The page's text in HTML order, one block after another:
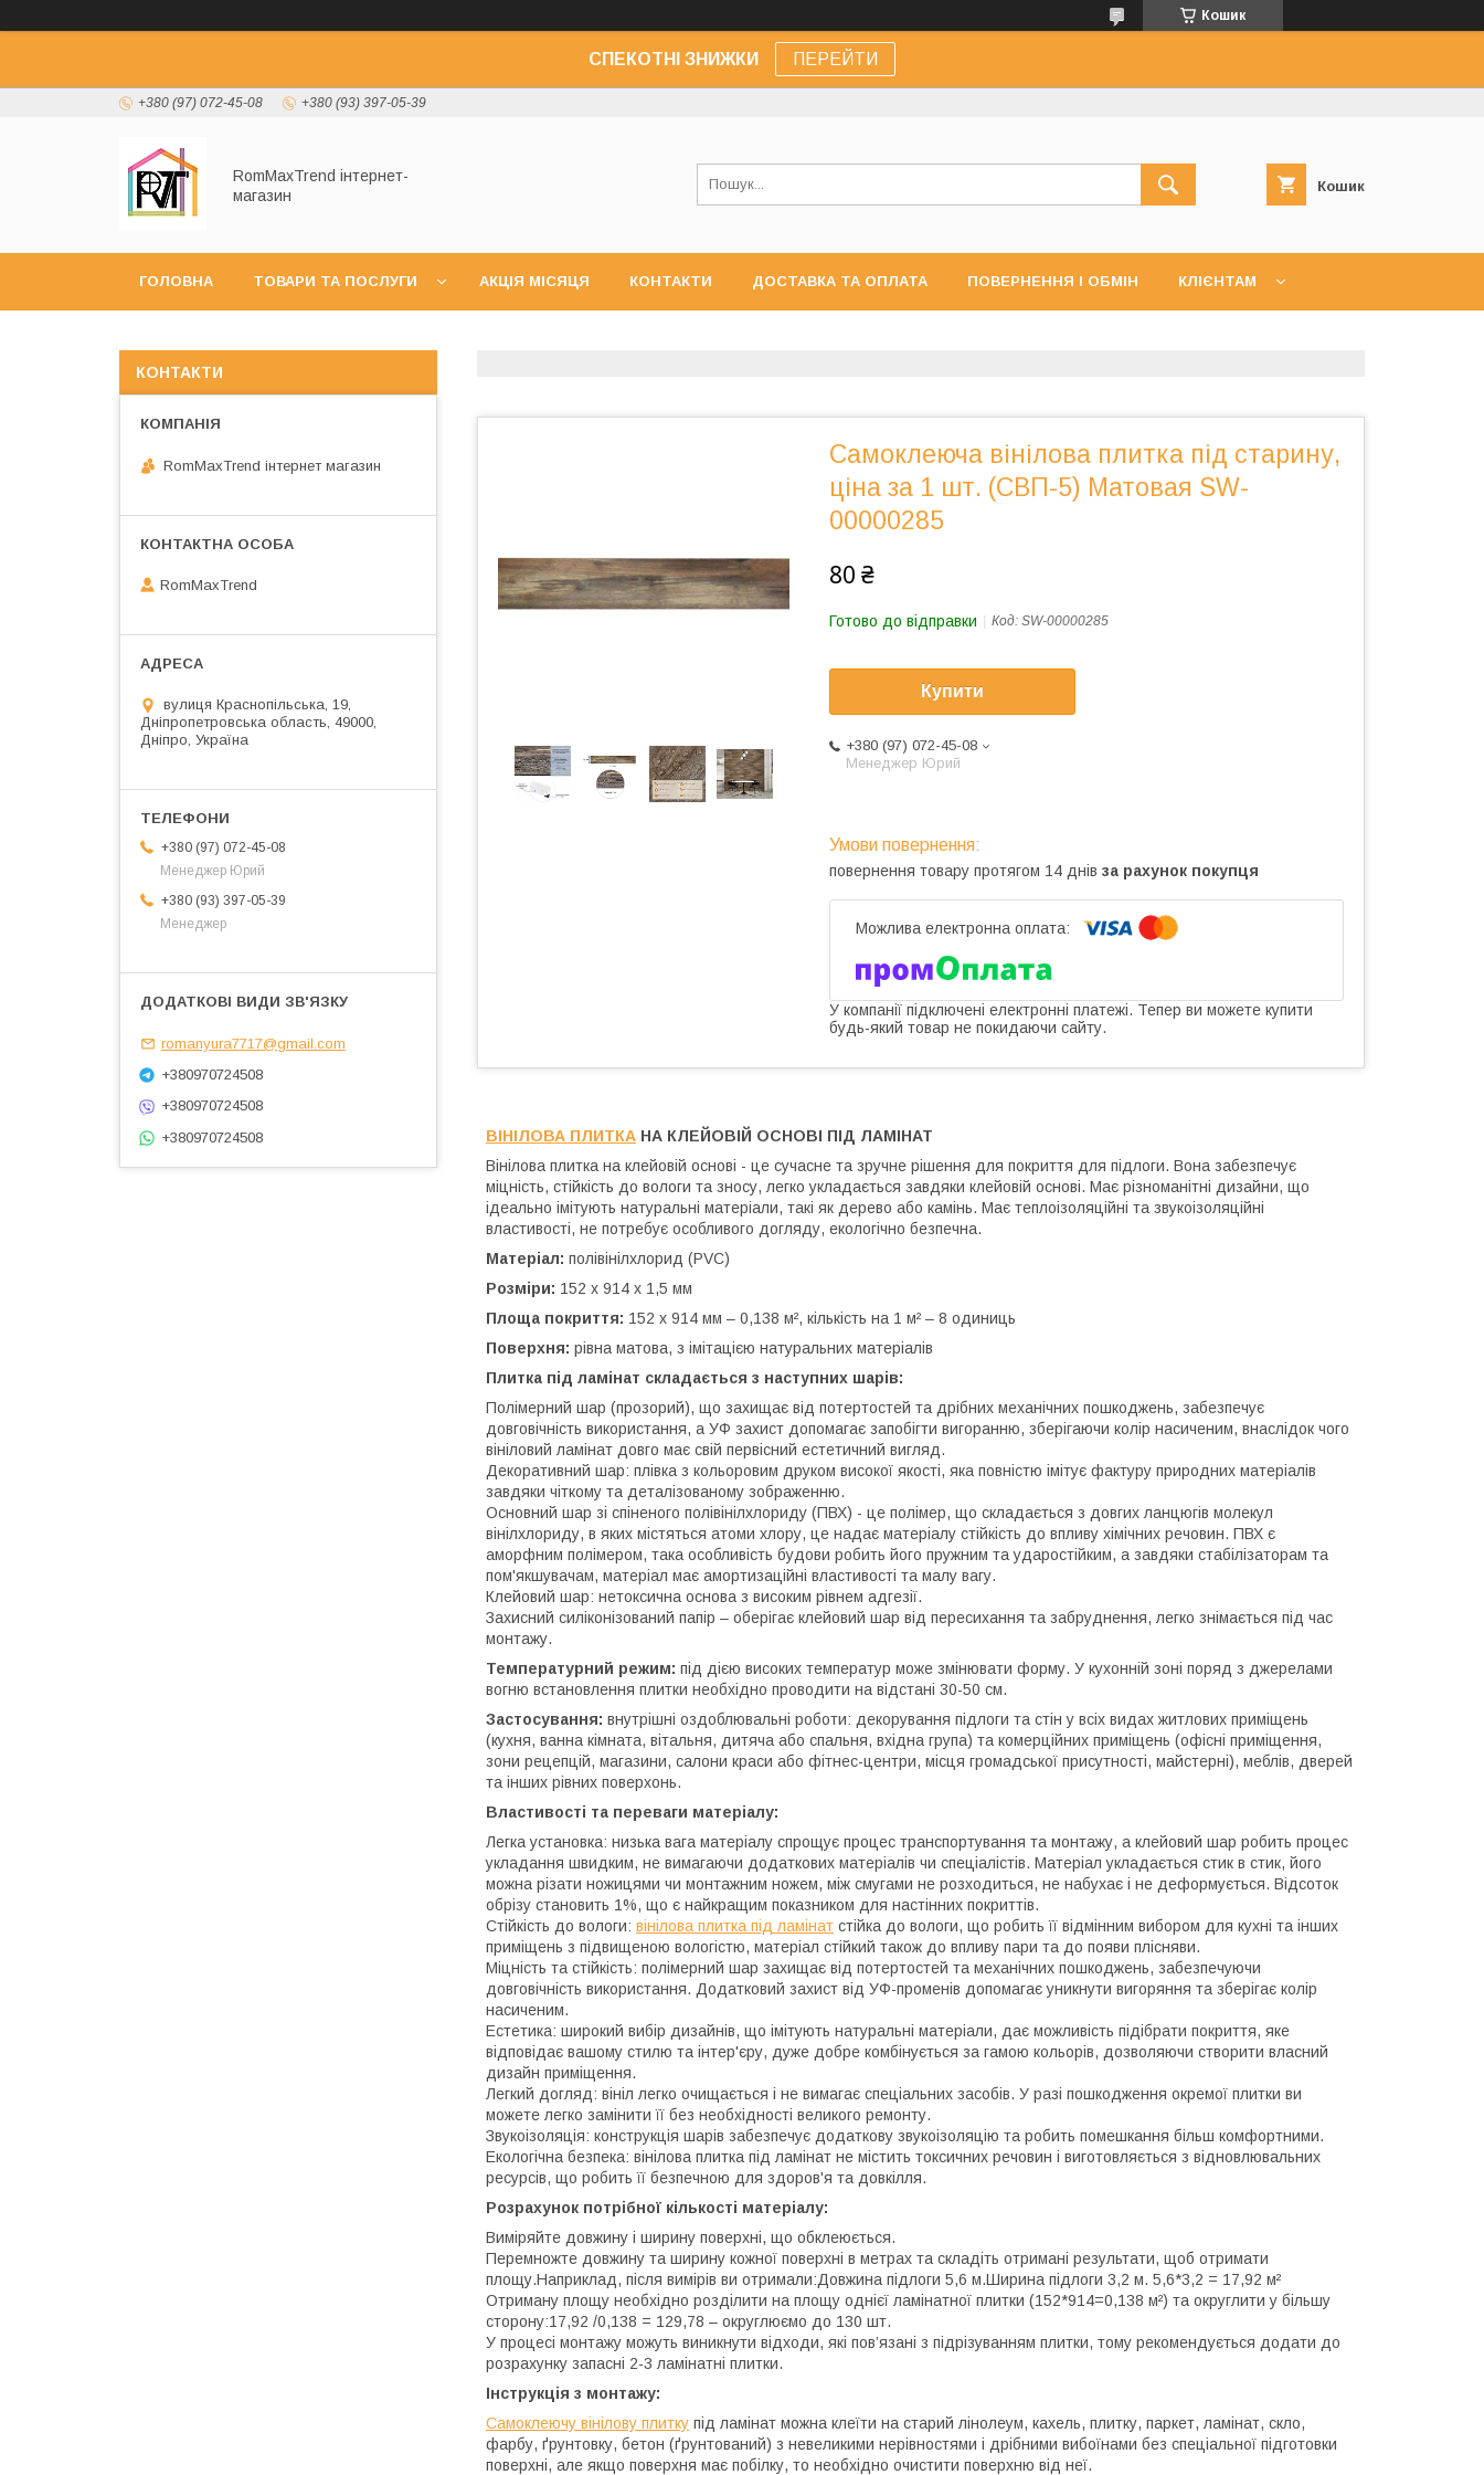
Кошик
СПЕКОТНІ ЗНИЖКИ ПЕРЕЙТИ
+380 (97) 072-45-08 +380 (93) 397-05-39
RomMaxTrend інтернет-
магазин
Кошик
ГОЛОВНА ТОВАРИ ТА ПОСЛУГИ АКЦІЯ МІСЯЦЯ КОНТАКТИ ДОСТАВКА ТА ОПЛАТА ПОВЕРНЕННЯ І ОБМІН КЛІЄНТАМ
Самоклеюча вінілова плитка під старину,
ціна за 1 шт. (СВП-5) Матовая SW-
00000285
80 ₴
Готово до відправки Код: SW-00000285
Купити
+380 (97) 072-45-08
Менеджер Юрий
повернення товару протягом 14 днів за рахунок покупця
У компанії підключені електронні платежі. Тепер ви можете купити
будь-який товар не покидаючи сайту.
ВІНІЛОВА ПЛИТКА НА КЛЕЙОВІЙ ОСНОВІ ПІД ЛАМІНАТ
Вінілова плитка на клейовій основі - це сучасне та зручне рішення для покриття для підлоги. Вона забезпечує
міцність, стійкість до вологи та зносу, легко укладається завдяки клейовій основі. Має різноманітні дизайни, що
ідеально імітують натуральні матеріали, такі як дерево або камінь. Має теплоізоляційні та звукоізоляційні
властивості, не потребує особливого догляду, екологічно безпечна.
Матеріал: полівінілхлорид (PVC)
Розміри: 152 х 914 х 1,5 мм
Площа покриття: 152 х 914 мм – 0,138 м², кількість на 1 м² – 8 одиниць
Поверхня: рівна матова, з імітацією натуральних матеріалів
Плитка під ламінат складається з наступних шарів:
Полімерний шар (прозорий), що захищає від потертостей та дрібних механічних пошкоджень, забезпечує
довговічність використання, а УФ захист допомагає запобігти вигоранню, зберігаючи колір насиченим, внаслідок чого
вініловий ламінат довго має свій первісний естетичний вигляд.
Декоративний шар: плівка з кольоровим друком високої якості, яка повністю імітує фактуру природних матеріалів
завдяки чіткому та деталізованому зображенню.
Основний шар зі спіненого полівінілхлориду (ПВХ) - це полімер, що складається з довгих ланцюгів молекул
вінілхлориду, в яких містяться атоми хлору, це надає матеріалу стійкість до впливу хімічних речовин. ПВХ є
аморфним полімером, така особливість будови робить його пружним та ударостійким, а завдяки стабілізаторам та
пом'якшувачам, матеріал має амортизаційні властивості та малу вагу.
Клейовий шар: нетоксична основа з високим рівнем адгезії.
Захисний силіконізований папір – оберігає клейовий шар від пересихання та забруднення, легко знімається під час
монтажу.
Температурний режим: під дією високих температур може змінювати форму. У кухонній зоні поряд з джерелами
вогню встановлення плитки необхідно проводити на відстані 30-50 см.
Застосування: внутрішні оздоблювальні роботи: декорування підлоги та стін у всіх видах житлових приміщень
(кухня, ванна кімната, вітальня, дитяча або спальня, вхідна група) та комерційних приміщень (офісні приміщення,
зони рецепцій, магазини, салони краси або фітнес-центри, місця громадської присутності, майстерні), меблів, дверей
та інших рівних поверхонь.
Властивості та переваги матеріалу:
Легка установка: низька вага матеріалу спрощує процес транспортування та монтажу, а клейовий шар робить процес
укладання швидким, не вимагаючи додаткових матеріалів чи спеціалістів. Матеріал укладається стик в стик, його
можна різати ножицями чи монтажним ножем, між смугами не розходиться, не набухає і не деформується. Відсоток
обрізу становить 1%, що є найкращим показником для настінних покриттів.
Стійкість до вологи: вінілова плитка під ламінат стійка до вологи, що робить її відмінним вибором для кухні та інших
приміщень з підвищеною вологістю, матеріал стійкий також до впливу пари та до появи плісняви.
Міцність та стійкість: полімерний шар захищає від потертостей та механічних пошкоджень, забезпечуючи
довговічність використання. Додатковий захист від УФ-променів допомагає уникнути вигоряння та зберігає колір
насиченим.
Естетика: широкий вибір дизайнів, що імітують натуральні матеріали, дає можливість підібрати покриття, яке
відповідає вашому стилю та інтер'єру, дуже добре комбінується за гамою кольорів, дозволяючи створити власний
дизайн приміщення.
Легкий догляд: вініл легко очищається і не вимагає спеціальних засобів. У разі пошкодження окремої плитки ви
можете легко замінити її без необхідності великого ремонту.
Звукоізоляція: конструкція шарів забезпечує додаткову звукоізоляцію та робить помешкання більш комфортними.
Екологічна безпека: вінілова плитка під ламінат не містить токсичних речовин і виготовляється з відновлювальних
ресурсів, що робить її безпечною для здоров'я та довкілля.
Розрахунок потрібної кількості матеріалу:
Виміряйте довжину і ширину поверхні, що обклеюється.
Перемножте довжину та ширину кожної поверхні в метрах та складіть отримані результати, щоб отримати
площу.Наприклад, після вимірів ви отримали:Довжина підлоги 5,6 м.Ширина підлоги 3,2 м. 5,6*3,2 = 17,92 м²
Отриману площу необхідно розділити на площу однієї ламінатної плитки (152*914=0,138 м²) та округлити у більшу
сторону:17,92 /0,138 = 129,78 – округлюємо до 130 шт.
У процесі монтажу можуть виникнути відходи, які пов’язані з підрізуванням плитки, тому рекомендується додати до
розрахунку запасні 2-3 ламінатні плитки.
Інструкція з монтажу:
Самоклеючу вінілову плитку під ламінат можна клеїти на старий лінолеум, кахель, плитку, паркет, ламінат, скло,
фарбу, ґрунтовку, бетон (ґрунтований) з невеликими нерівностями і дрібними вибоїнами без спеціальної підготовки
поверхні, але якщо поверхня має побілку, то необхідно очистити поверхню від неї.
КОНТАКТИ
RomMaxTrend інтернет магазин
RomMaxTrend
вулиця Краснопільська, 19,
Дніпропетровська область, 49000,
Дніпро, Україна
+380 (97) 072-45-08
Менеджер Юрий
+380 (93) 397-05-39
Менеджер
romanyura7717@gmail.com
+380970724508
+380970724508
+380970724508